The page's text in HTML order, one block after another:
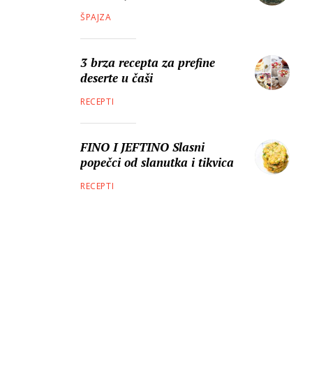
ŠPAJZA
3 brza recepta za prefine
deserte u čaši
RECEPTI
FINO I JEFTINO Slasni
popečci od slanutka i tikvica
RECEPTI